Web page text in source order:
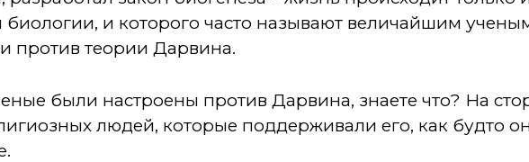
и которого часто называют величайшим
против теории Дарвина.
были настроены против Дарвина, знаете что? На
людей, которые поддерживали его, как будто